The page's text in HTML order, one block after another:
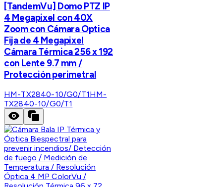
[TandemVu] Domo PTZ IP
4 Megapixel con 40X
Zoom con Cámara Optica
Fija de 4 Megapixel
Cámara Térmica 256 x 192
con Lente 9.7 mm /
Protección perimetral
HM-TX2840-10/G0/T1HM-
TX2840-10/G0/T1